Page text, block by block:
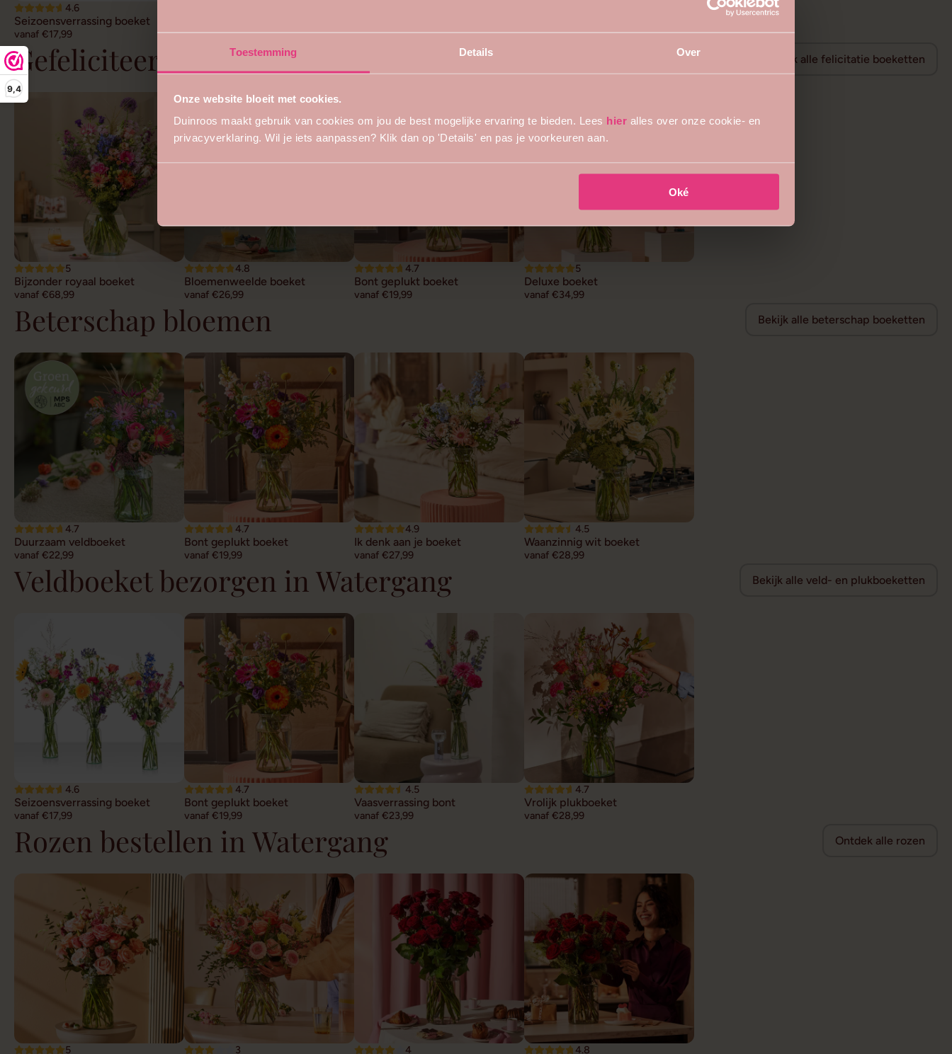
Toestemming Details Over
Onze website bloeit met cookies.
Duinroos maakt gebruik van cookies om jou de best mogelijke ervaring te bieden. Lees hier alles over onze cookie- en
privacyverklaring. Wil je iets aanpassen? Klik dan op 'Details' en pas je voorkeuren aan.
Oké
9,4
4.6
Seizoensverrassing boeket
vanaf €17,99 vanaf €22,99 vanaf €22,99 vanaf €24,99
Gefeliciteerd bloemen Bekijk alle felicitatie boeketten
5
Bijzonder royaal boeket
vanaf €68,99
4.8
Bloemenweelde boeket
vanaf €26,99
4.7
Bont geplukt boeket
vanaf €19,99
5
Deluxe boeket
vanaf €34,99
Beterschap bloemen Bekijk alle beterschap boeketten
4.7
Duurzaam veldboeket
vanaf €22,99
4.7
Bont geplukt boeket
vanaf €19,99
4.9
Ik denk aan je boeket
vanaf €27,99
4.5
Waanzinnig wit boeket
vanaf €28,99
Veldboeket bezorgen in Watergang Bekijk alle veld- en plukboeketten
4.6
Seizoensverrassing boeket
vanaf €17,99
4.7
Bont geplukt boeket
vanaf €19,99
4.5
Vaasverrassing bont
vanaf €23,99
4.7
Vrolijk plukboeket
vanaf €28,99
Rozen bestellen in Watergang Ontdek alle rozen
5 3 4 4.8